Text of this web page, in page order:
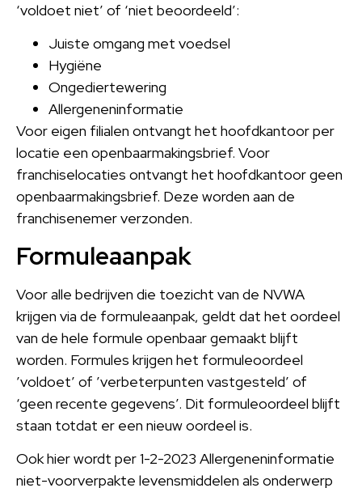
‘voldoet niet’ of ‘niet beoordeeld’:
Juiste omgang met voedsel
Hygiëne
Ongediertewering
Allergeneninformatie
Voor eigen filialen ontvangt het hoofdkantoor per
locatie een openbaarmakingsbrief. Voor
franchiselocaties ontvangt het hoofdkantoor geen
openbaarmakingsbrief. Deze worden aan de
franchisenemer verzonden.
Formuleaanpak
Voor alle bedrijven die toezicht van de NVWA
krijgen via de formuleaanpak, geldt dat het oordeel
van de hele formule openbaar gemaakt blijft
worden. Formules krijgen het formuleoordeel
’voldoet’ of ’verbeterpunten vastgesteld’ of
‘geen recente gegevens’. Dit formuleoordeel blijft
staan totdat er een nieuw oordeel is.
Ook hier wordt per 1-2-2023 Allergeneninformatie
niet-voorverpakte levensmiddelen als onderwerp